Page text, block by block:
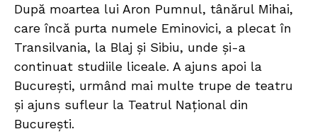
După moartea lui Aron Pumnul, tânărul Mihai,
care încă purta numele Eminovici, a plecat în
Transilvania, la Blaj și Sibiu, unde și-a
continuat studiile liceale. A ajuns apoi la
București, urmând mai multe trupe de teatru
și ajuns sufleur la Teatrul Național din
București.